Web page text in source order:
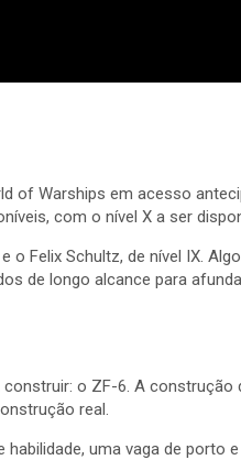
of Warships em acesso
com o nível X a ser
o Felix Schultz, de nível IX.
de longo alcance para
o ZF-6. A
real.
uma vaga de porto